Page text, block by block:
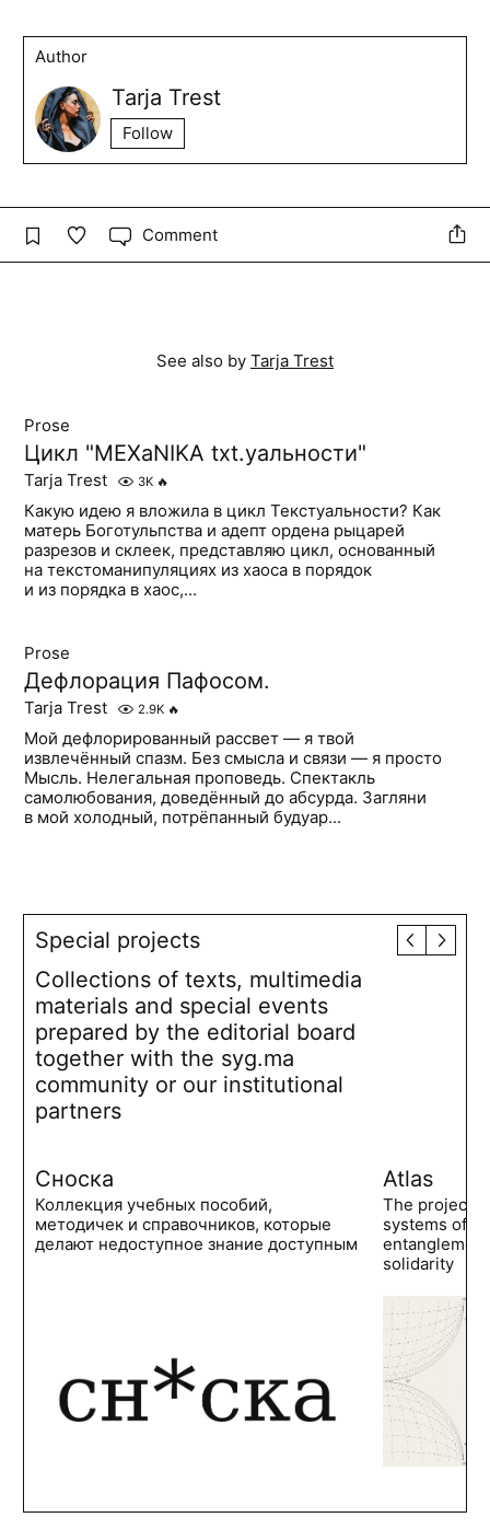
Author
Tarja Trest
Follow
Comment
See also by Tarja Trest
Prose
Цикл "МЕХаNIKA txt.уальности"
Tarja Trest 3K 🔥
Какую идею я вложила в цикл Текстуальности? Как
матерь Боготульпства и адепт ордена рыцарей
разрезов и склеек, представляю цикл, основанный
на текстоманипуляциях из хаоса в порядок
и из порядка в хаос,...
Prose
Дефлорация Пафосом.
Tarja Trest 2.9K 🔥
Мой дефлорированный рассвет — я твой
извлечённый спазм. Без смысла и связи — я просто
Мысль. Нелегальная проповедь. Спектакль
самолюбования, доведённый до абсурда. Загляни
в мой холодный, потрёпанный будуар...
Special projects
Collections of texts, multimedia
materials and special events
prepared by the editorial board
together with the syg.ma
community or our institutional
partners
Сноска
Коллекция учебных пособий,
методичек и справочников, которые
делают недоступное знание доступным
Atlas
The project
systems of
solidarity